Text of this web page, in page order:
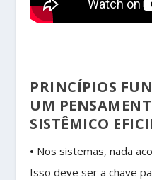
PRINCÍPIOS
UM
SISTÊMICO
• Nos sistemas, nada
Isso deve ser a chave